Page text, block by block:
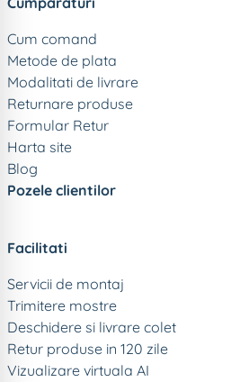
Cum comand
Metode de plata
Modalitati de livrare
Returnare produse
Formular Retur
Harta site
Blog
Pozele clientilor
Facilitati
Servicii de montaj
Trimitere mostre
Deschidere si livrare colet
Retur produse in 120 zile
Vizualizare virtuala AI